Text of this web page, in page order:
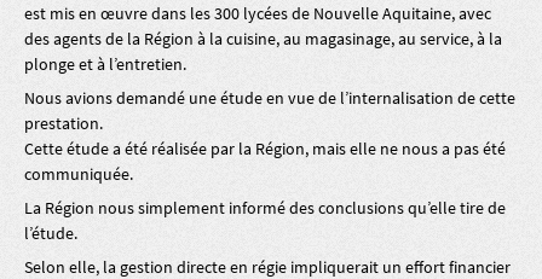
est mis en œuvre dans les 300 lycées de Nouvelle Aquitaine, avec
des agents de la Région à la cuisine, au magasinage, au service, à la
plonge et à l’entretien.
Nous avions demandé une étude en vue de l’internalisation de cette
prestation.
Cette étude a été réalisée par la Région, mais elle ne nous a pas été
communiquée.
La Région nous simplement informé des conclusions qu’elle tire de
l’étude.
Selon elle, la gestion directe en régie impliquerait un effort financier